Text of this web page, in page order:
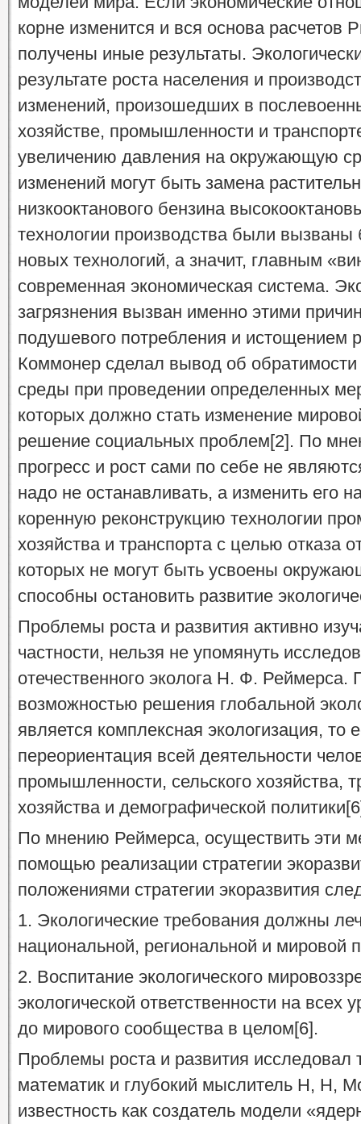
корне изменится и вся основа расчетов
получены иные результаты.
результате роста населения и
изменений, произошедших в
хозяйстве, промышленности и
увеличению давления на окружающую
изменений могут быть замена
низкооктанового бензина
технологии производства были
новых технологий, а значит, главным
современная экономическая система.
загрязнения вызван именно этими
подушевого потребления и истощением
Коммонер сделал вывод об обратимости
среды при проведении определенных
которых должно стать изменение
решение социальных проблем[2]. По
прогресс и рост сами по себе не
надо не останавливать, а изменить его
коренную реконструкцию технологии
хозяйства и транспорта с целью отказа
которых не могут быть усвоены
способны остановить развитие
Проблемы роста и развития активно
частности, нельзя не упомянуть
отечественного эколога Н. Ф.
возможностью решения глобальной
является комплексная экологизация, то
переориентация всей деятельности
промышленности, сельского хозяйства,
хозяйства и демографической
По мнению Реймерса, осуществить эти
помощью реализации стратегии
положениями стратегии экоразвития
1. Экологические требования должны
национальной, региональной и мировой
2. Воспитание экологического
экологической ответственности на всех
до мирового сообщества в целом[6].
Проблемы роста и развития
математик и глубокий мыслитель Н, Н,
известность как создатель модели